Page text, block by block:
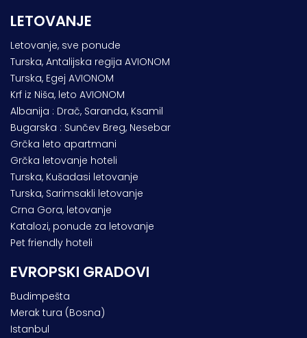
LETOVANJE
Letovanje, sve ponude
Turska, Antalijska regija AVIONOM
Turska, Egej AVIONOM
Krf iz Niša, leto AVIONOM
Albanija : Drač, Saranda, Ksamil
Bugarska : Sunčev Breg, Nesebar
Grčka leto apartmani
Grčka letovanje hoteli
Turska, Kušadasi letovanje
Turska, Sarimsakli letovanje
Crna Gora, letovanje
Katalozi, ponude za letovanje
Pet friendly hoteli
EVROPSKI GRADOVI
Budimpešta
Merak tura (Bosna)
Istanbul